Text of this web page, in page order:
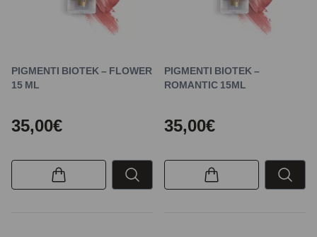
PIGMENTI BIOTEK – FLOWER
15 ML
35,00€
PIGMENTI BIOTEK –
ROMANTIC 15ML
35,00€